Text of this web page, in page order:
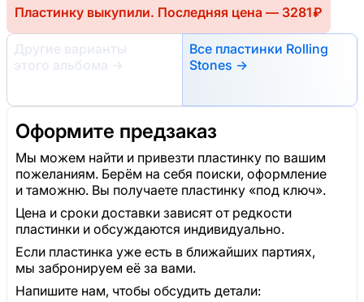
Пластинку выкупили. Последняя цена — 3281 ₽
Другие варианты
этого альбома
→
Все пластинки Rolling
Stones →
Оформите предзаказ
Мы можем найти и привезти пластинку по вашим
пожеланиям. Берём на себя поиски, оформление
и таможню. Вы получаете пластинку «под ключ».
Цена и сроки доставки зависят от редкости
пластинки и обсуждаются индивидуально.
Если пластинка уже есть в ближайших партиях,
мы забронируем её за вами.
Напишите нам, чтобы обсудить детали: